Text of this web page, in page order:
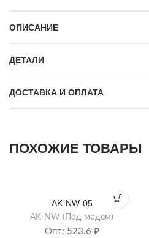
ОПИСАНИЕ
ДЕТАЛИ
ДОСТАВКА И ОПЛАТА
ПОХОЖИЕ ТОВАРЫ
AK-NW-05
AK-NW (Под модем)
Опт: 523.6 ₽